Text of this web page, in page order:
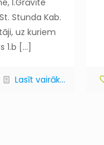
I.Grāvīte
Stunda Kab.
uz kuriem
1.b […]
Lasīt vairāk...